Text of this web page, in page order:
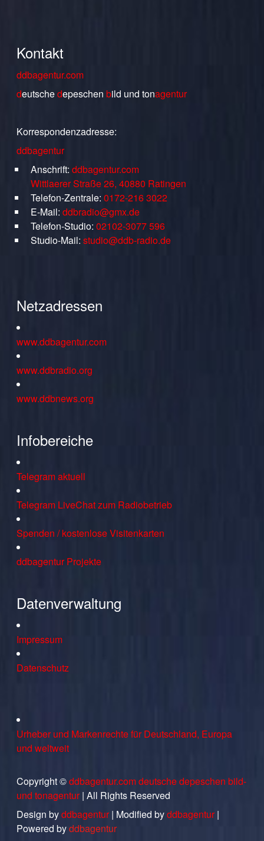
Kontakt
ddbagentur.com
deutschedepeschen bild undtonagentur
Korrespondenzadresse:
ddbagentur
Anschrift: ddbagentur.com
Wittlaerer Straße 26, 40880 Ratingen
Telefon-Zentrale: 0172-216 3022
E-Mail: ddbradio@gmx.de
Telefon-Studio: 02102-3077 596
Studio-Mail: studio@ddb-radio.de
Netzadressen
www.ddbagentur.com
www.ddbradio.org
www.ddbnews.org
Infobereiche
Telegram aktuell
Telegram LiveChat zum Radiobetrieb
Spenden / kostenlose Visitenkarten
ddbagentur Projekte
Datenverwaltung
Impressum
Datenschutz
Urheber und Markenrechte für Deutschland, Europa
und weltweit
Copyright ©ddbagentur.com deutsche depeschen bild-
und tonagentur| All Rights Reserved
Design byddbagentur| Modified byddbagentur|
Powered byddbagentur